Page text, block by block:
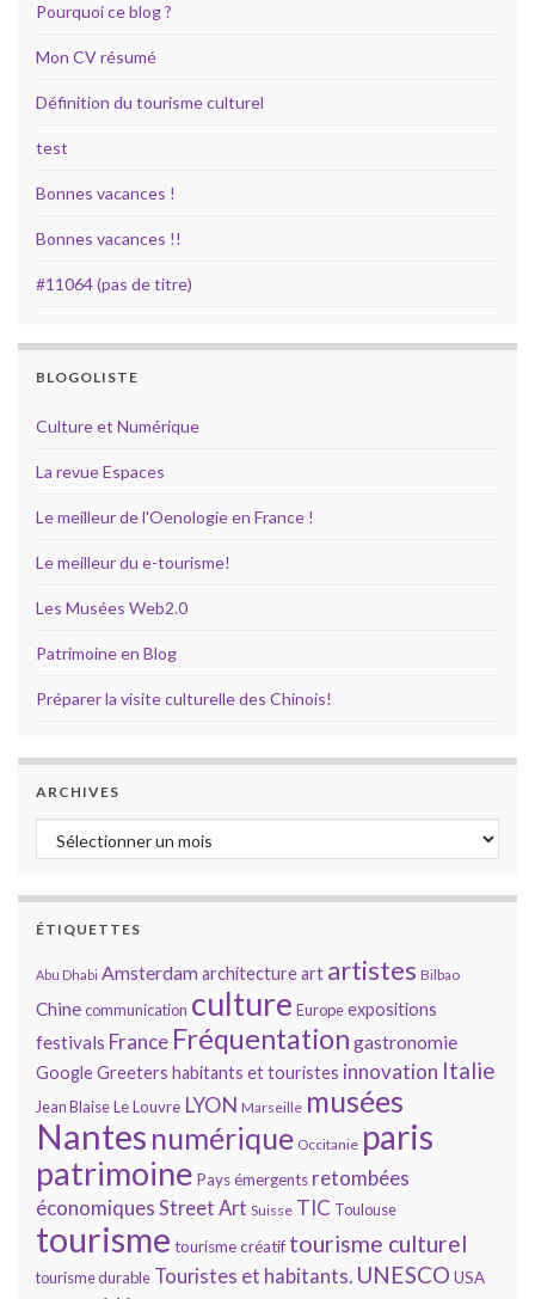
Pourquoi ce blog ?
Mon CV résumé
Définition du tourisme culturel
test
Bonnes vacances !
Bonnes vacances !!
#11064 (pas de titre)
BLOGOLISTE
Culture et Numérique
La revue Espaces
Le meilleur de l'Oenologie en France !
Le meilleur du e-tourisme!
Les Musées Web2.0
Patrimoine en Blog
Préparer la visite culturelle des Chinois!
ARCHIVES
Archives
ÉTIQUETTES
Abu Dhabi Amsterdamarchitectureart artistes Bilbao
Chinecommunication culture Europeexpositions
festivals France Fréquentation gastronomie
GoogleGreeters habitants et touristes innovation Italie
Jean BlaiseLe Louvre LYON Marseille musées
Nantes numérique Occitanie paris
patrimoine Pays émergents retombées
économiques Street Art Suisse TIC Toulouse
tourisme tourisme créatif tourisme culturel
tourisme durable Touristes et habitants. UNESCO USA